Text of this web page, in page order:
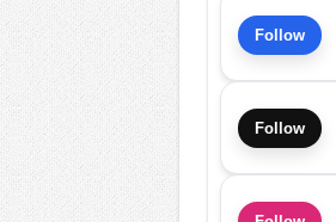
Follow
Follow